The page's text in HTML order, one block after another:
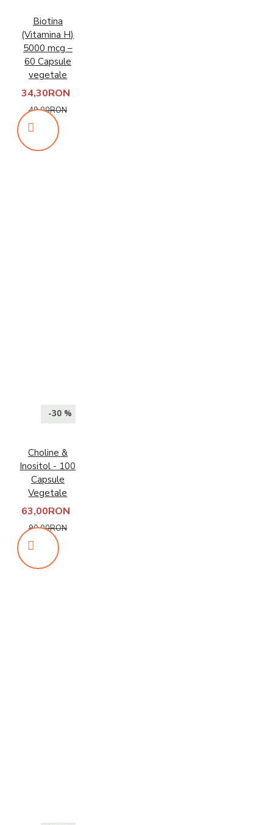
Biotina
(Vitamina H)
5000 mcg –
60 Capsule
vegetale
34,30RON
49,00RON
-30 %
Choline &
Inositol - 100
Capsule
Vegetale
63,00RON
90,00RON